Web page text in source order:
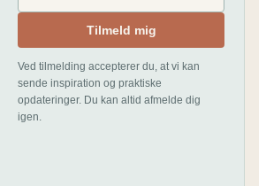
Tilmeld mig
Ved tilmelding accepterer du, at vi kan
sende inspiration og praktiske
opdateringer. Du kan altid afmelde dig
igen.